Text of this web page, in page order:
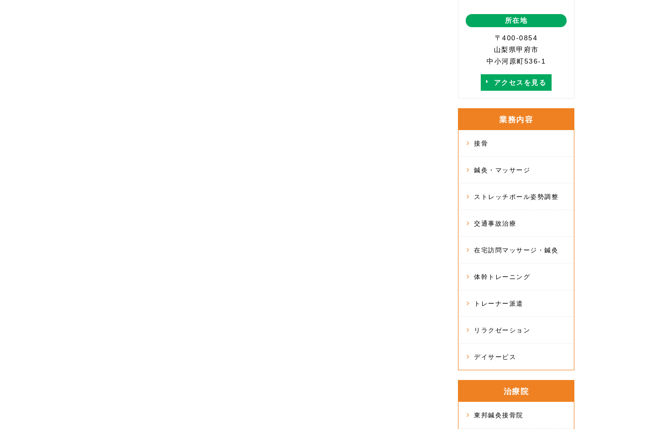
所在地
〒400-0854
山梨県甲府市
中小河原町536-1
アクセスを見る
業務内容
接骨
鍼灸・マッサージ
ストレッチポール姿勢調整
交通事故治療
在宅訪問マッサージ・鍼灸
体幹トレーニング
トレーナー派遣
リラクゼーション
デイサービス
治療院
東邦鍼灸接骨院